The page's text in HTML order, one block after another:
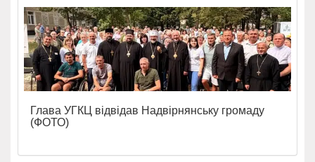
Глава УГКЦ відвідав Надвірнянську громаду
(ФОТО)